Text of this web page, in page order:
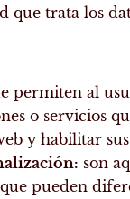
trata los
permiten al
o servicios
y habilitar
son
pueden